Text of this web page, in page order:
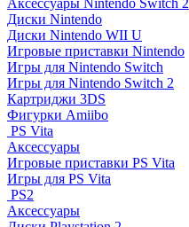
Аксессуары Nintendo Switch 2
Диски Nintendo
Диски Nintendo WII U
Игровые приставки Nintendo
Игры для Nintendo Switch
Игры для Nintendo Switch 2
Картриджи 3DS
Фигурки Amiibo
PS Vita
Аксессуары
Игровые приставки PS Vita
Игры для PS Vita
PS2
Аксессуары